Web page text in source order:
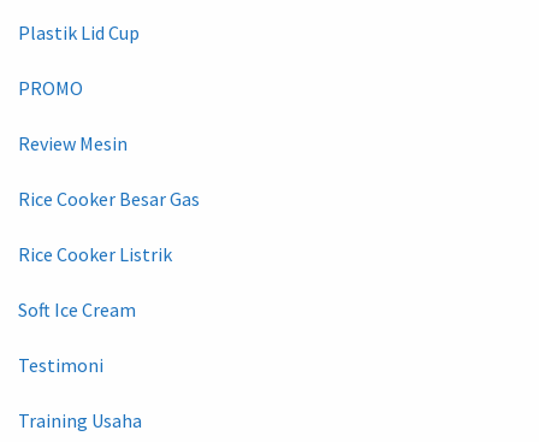
Plastik Lid Cup
PROMO
Review Mesin
Rice Cooker Besar Gas
Rice Cooker Listrik
Soft Ice Cream
Testimoni
Training Usaha